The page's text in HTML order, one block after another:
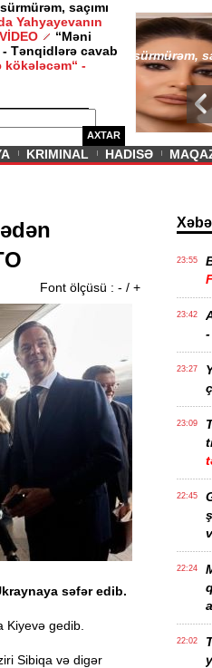
saçımı
Yahyayevanın
“Məni
Tənqidlərə cavab
kökələcəm“ -
AXTAR
/ MAQAZIN /
Sevda
VİDEO
KRIMINAL HADISƏ
Font ölçüsü : - / +
səfər edib.
Kiyevə gedib.
Sibiqa və digər
23:55
23:42
-
23:27
23:09
22:45
22:24
22:02